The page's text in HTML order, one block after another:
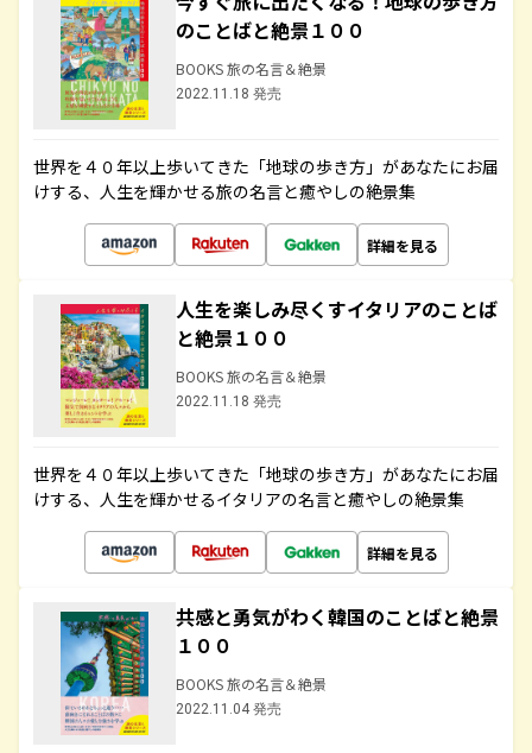
のことばと絶景１００
BOOKS 旅の名言＆絶景
2022.11.18 発売
世界を４０年以上歩いてきた「地球の歩き方」があなたにお届
けする、人生を輝かせる旅の名言と癒やしの絶景集
詳細を見る
人生を楽しみ尽くすイタリアのことば
と絶景１００
BOOKS 旅の名言＆絶景
2022.11.18 発売
世界を４０年以上歩いてきた「地球の歩き方」があなたにお届
けする、人生を輝かせるイタリアの名言と癒やしの絶景集
詳細を見る
共感と勇気がわく韓国のことばと絶景
１００
BOOKS 旅の名言＆絶景
2022.11.04 発売